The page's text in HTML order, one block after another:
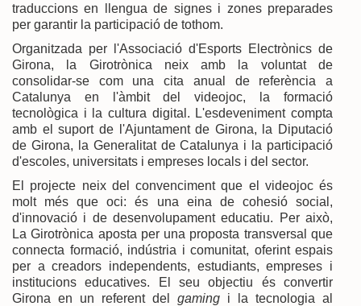
traduccions en llengua de signes i zones preparades
per garantir la participació de tothom.
Organitzada per l'Associació d'Esports Electrònics de
Girona, la Girotrònica neix amb la voluntat de
consolidar-se com una cita anual de referència a
Catalunya en l'àmbit del videojoc, la formació
tecnològica i la cultura digital. L'esdeveniment compta
amb el suport de l'Ajuntament de Girona, la Diputació
de Girona, la Generalitat de Catalunya i la participació
d'escoles, universitats i empreses locals i del sector.
El projecte neix del convenciment que el videojoc és
molt més que oci: és una eina de cohesió social,
d'innovació i de desenvolupament educatiu. Per això,
La Girotrònica aposta per una proposta transversal que
connecta formació, indústria i comunitat, oferint espais
per a creadors independents, estudiants, empreses i
institucions educatives. El seu objectiu és convertir
Girona en un referent del gaming i la tecnologia al